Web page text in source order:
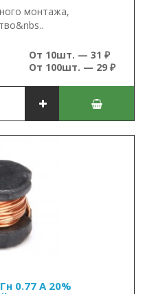
монтажа,
От 10шт. — 31 ₽
От 100шт. — 29 ₽
0.77 А 20%